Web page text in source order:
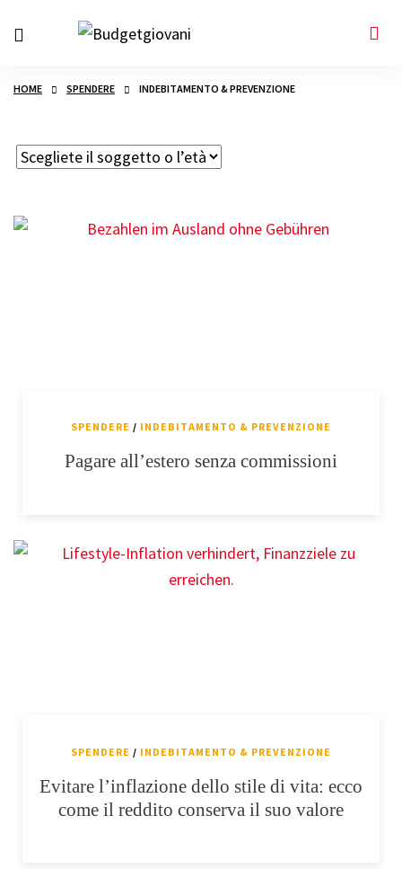
HOME SPENDERE INDEBITAMENTO & PREVENZIONE
SPENDERE / INDEBITAMENTO & PREVENZIONE
Pagare all’estero senza commissioni
SPENDERE / INDEBITAMENTO & PREVENZIONE
Evitare l’inflazione dello stile di vita: ecco
come il reddito conserva il suo valore